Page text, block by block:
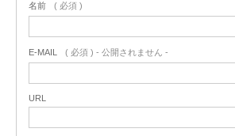
名前 ( 必須 )
E-MAIL ( 必須 ) - 公開されません -
URL